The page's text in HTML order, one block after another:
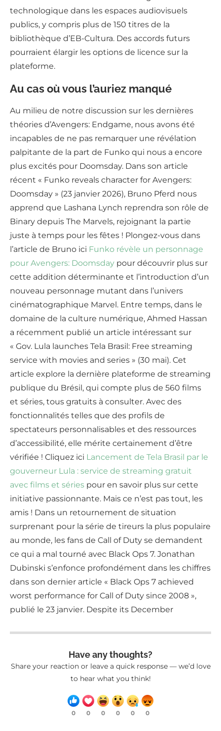
technologique dans les espaces audiovisuels
publics, y compris plus de 150 titres de la
bibliothèque d’EB-Cultura. Des accords futurs
pourraient élargir les options de licence sur la
plateforme.
Au cas où vous l’auriez manqué
Au milieu de notre discussion sur les dernières
théories d’Avengers: Endgame, nous avons été
incapables de ne pas remarquer une révélation
palpitante de la part de Funko qui nous a encore
plus excités pour Doomsday. Dans son article
récent « Funko reveals character for Avengers:
Doomsday » (23 janvier 2026), Bruno Pferd nous
apprend que Lashana Lynch reprendra son rôle de
Binary depuis The Marvels, rejoignant la partie
juste à temps pour les fêtes ! Plongez-vous dans
l’article de Bruno ici Funko révèle un personnage
pour Avengers: Doomsday pour découvrir plus sur
cette addition déterminante et l’introduction d’un
nouveau personnage mutant dans l’univers
cinématographique Marvel. Entre temps, dans le
domaine de la culture numérique, Ahmed Hassan
a récemment publié un article intéressant sur
« Gov. Lula launches Tela Brasil: Free streaming
service with movies and series » (30 mai). Cet
article explore la dernière plateforme de streaming
publique du Brésil, qui compte plus de 560 films
et séries, tous gratuits à consulter. Avec des
fonctionnalités telles que des profils de
spectateurs personnalisables et des ressources
d’accessibilité, elle mérite certainement d’être
vérifiée ! Cliquez ici Lancement de Tela Brasil par le
gouverneur Lula : service de streaming gratuit
avec films et séries pour en savoir plus sur cette
initiative passionnante. Mais ce n’est pas tout, les
amis ! Dans un retournement de situation
surprenant pour la série de tireurs la plus populaire
au monde, les fans de Call of Duty se demandent
ce qui a mal tourné avec Black Ops 7. Jonathan
Dubinski s’enfonce profondément dans les chiffres
dans son dernier article « Black Ops 7 achieved
worst performance for Call of Duty since 2008 »,
publié le 23 janvier. Despite its December
Have any thoughts?
Share your reaction or leave a quick response — we’d love
to hear what you think!
0 0 0 0 0 0